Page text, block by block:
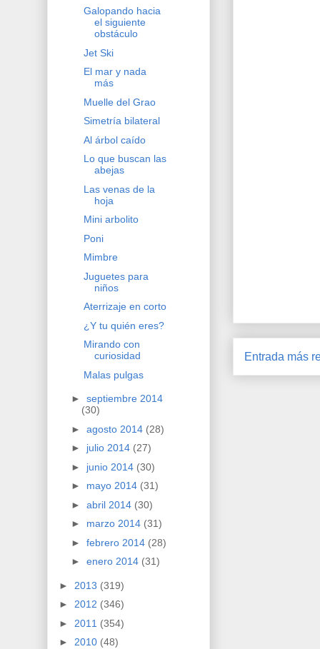
Entrada más
Galopando hacia
el siguiente
obstáculo
Jet Ski
El mar y nada
más
Muelle del Grao
Simetría bilateral
Al árbol caído
Lo que buscan las
abejas
Las venas de la
hoja
Mini arbolito
Poni
Mimbre
Juguetes para
niños
Aterrizaje en corto
¿Y tu quién eres?
Mirando con
curiosidad
Malas pulgas
► septiembre 2014
(30)
► agosto 2014 (28)
► julio 2014 (27)
► junio 2014 (30)
► mayo 2014 (31)
► abril 2014 (30)
► marzo 2014 (31)
► febrero 2014 (28)
► enero 2014 (31)
► 2013 (319)
► 2012 (346)
► 2011 (354)
► 2010 (48)